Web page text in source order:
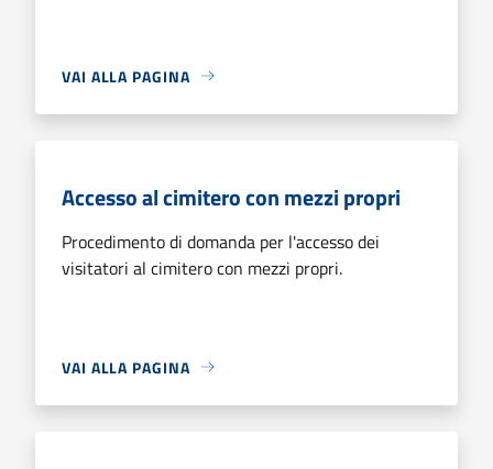
VAI ALLA PAGINA
Accesso al cimitero con mezzi propri
Procedimento di domanda per l'accesso dei
visitatori al cimitero con mezzi propri.
VAI ALLA PAGINA